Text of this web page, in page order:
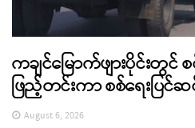
ကချင်မြောက်ဖျားပိုင်းတွ
ဖြည့်တင်းကာ စစ်ရေးပြင်
August 6, 2026